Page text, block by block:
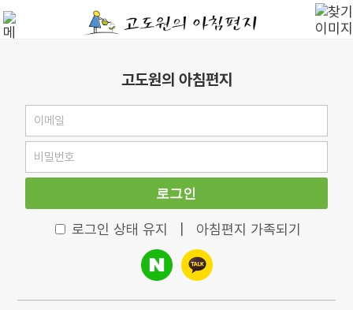
고도원의 아침편지
로그인
로그인 상태 유지 아침편지 가족되기